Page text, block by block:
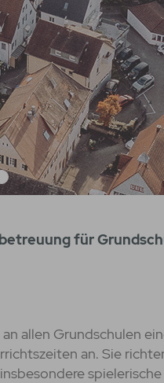
für
allen Grundschulen
an. Sie